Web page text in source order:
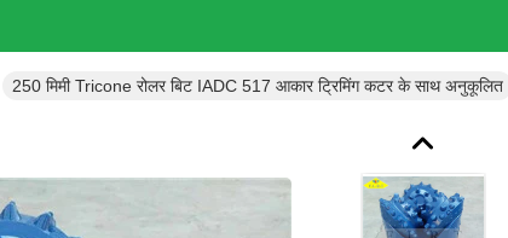
250 मिमी Tricone रोलर बिट IADC 517 आकार ट्रिमिंग कटर के साथ अनुकूलित